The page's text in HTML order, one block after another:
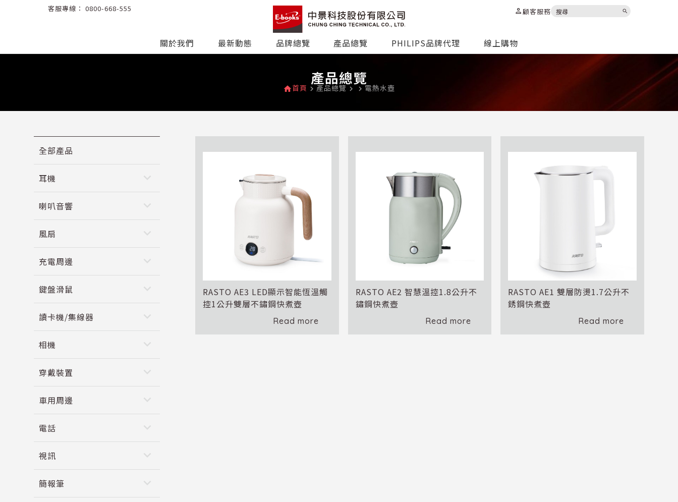
客服專線： 0800-668-555 person顧客服務 search
關於我們 最新動態 品牌總覽 產品總覽 PHILIPS品牌代理 線上購物
產品總覽
home首頁 navigate_next 產品總覽 navigate_next navigate_next 電熱水壺
全部產品
耳機 keyboard_arrow_down
喇叭音響 keyboard_arrow_down
風扇 keyboard_arrow_down
充電周邊 keyboard_arrow_down
鍵盤滑鼠 keyboard_arrow_down
讀卡機/集線器 keyboard_arrow_down
相機 keyboard_arrow_down
穿戴裝置 keyboard_arrow_down
車用周邊 keyboard_arrow_down
電話 keyboard_arrow_down
視訊 keyboard_arrow_down
簡報筆 keyboard_arrow_down
RASTO AE3 LED顯示智能恆溫觸
控1公升雙層不鏽鋼快煮壺
Read more
RASTO AE2 智慧溫控1.8公升不
鏽鋼快煮壺
Read more
RASTO AE1 雙層防燙1.7公升不
銹鋼快煮壺
Read more